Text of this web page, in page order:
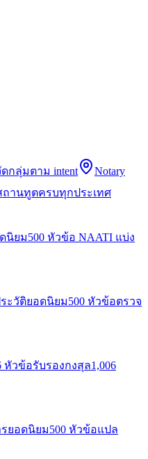
ดกลุ่มตาม intent
Notary
ถานทูตครบทุกประเทศ
นิยม500 หัวข้อ NAATI แบ่ง
ะวัติยอดนิยม500 หัวข้อตรวจ
หัวข้อรับรองกงสุล1,006
ยอดนิยม500 หัวข้อแปล